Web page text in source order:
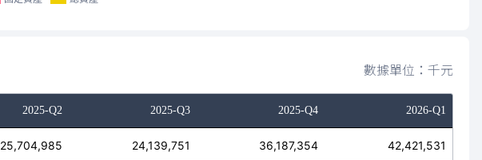
數據單位：千元
2025-Q2 2025-Q3 2025-Q4 2026-Q1
25,704,985 24,139,751 36,187,354 42,421,531